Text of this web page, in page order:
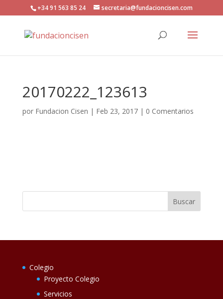
+34 91 563 85 24 secretaria@fundacioncisen.com
20170222_123613
por Fundacion Cisen | Feb 23, 2017| 0 Comentarios
Colegio
Proyecto Colegio
Servicios